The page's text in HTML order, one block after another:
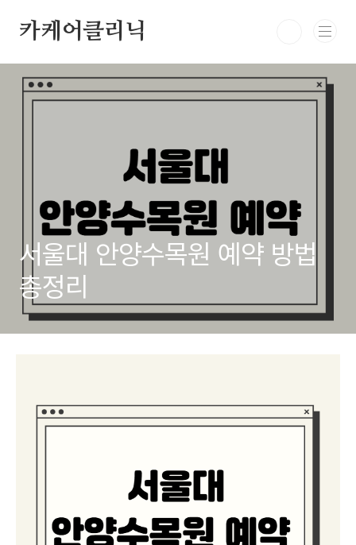
카케어클리닉
서울대 안양수목원 예약 방법
총정리